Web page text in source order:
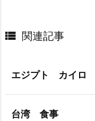
 関連記事
エジプト カイ
台湾 食事